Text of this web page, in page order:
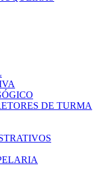
DE TURMA